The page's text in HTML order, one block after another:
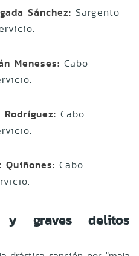
Sánchez: Sargento
Meneses: Cabo
Cabo
Quiñones: Cabo
y graves delitos